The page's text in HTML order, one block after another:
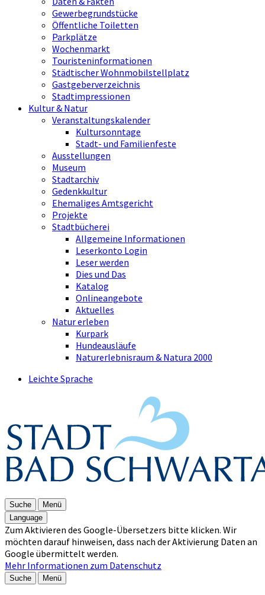
Gewerbegrundstücke
Öffentliche Toiletten
Parkplätze
Wochenmarkt
Touristeninformationen
Städtischer Wohnmobilstellplatz
Gastgeberverzeichnis
Stadtimpressionen
Kultur & Natur
Veranstaltungskalender
Kultursonntage
Stadt- und Familienfeste
Ausstellungen
Museum
Stadtarchiv
Gedenkkultur
Ehemaliges Amtsgericht
Projekte
Stadtbücherei
Allgemeine Informationen
Leserkonto Login
Leser werden
Dies und Das
Katalog
Onlineangebote
Aktuelles
Natur erleben
Kurpark
Hundeausläufe
Naturerlebnisraum & Natura 2000
Leichte Sprache
Suche
Menü
Language
Zum Aktivieren des Google-Übersetzers bitte klicken. Wir
möchten darauf hinweisen, dass nach der Aktivierung Daten an
Google übermittelt werden.
Mehr Informationen zum Datenschutz
Suche Menü